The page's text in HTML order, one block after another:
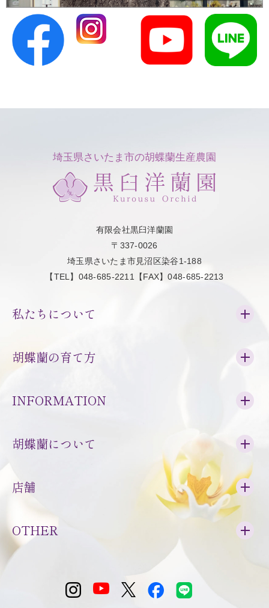
埼玉県さいたま市の胡蝶蘭生産農園
有限会社黒臼洋蘭園
〒337-0026
埼玉県さいたま市見沼区染谷1-188
【TEL】048-685-2211【FAX】048-685-2213
私たちについて
胡蝶蘭の育て方
INFORMATION
胡蝶蘭について
店舗
OTHER